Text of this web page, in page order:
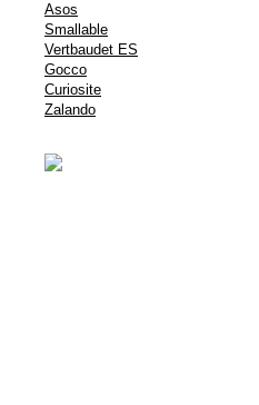
Asos
Smallable
Vertbaudet ES
Gocco
Curiosite
Zalando